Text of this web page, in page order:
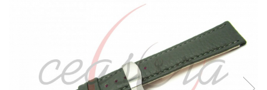
Ceasuri Casio
Ceasuri Daniel Klein